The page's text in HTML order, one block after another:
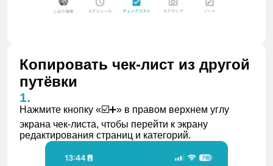
Копировать чек-лист из другой
путёвки
Нажмите кнопку «☑️➕» в правом верхнем углу
экрана чек-листа, чтобы перейти к экрану
редактирования страниц и категорий.